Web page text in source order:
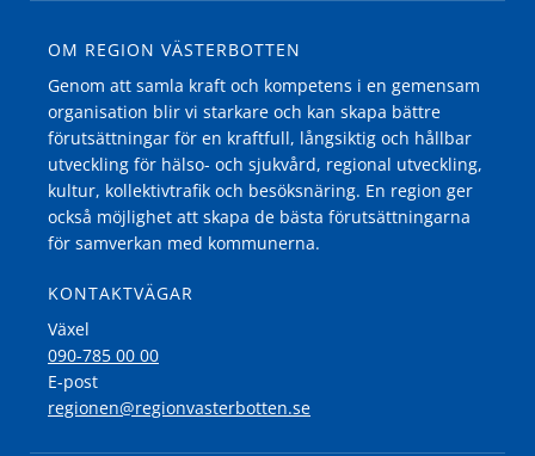
OM REGION VÄSTERBOTTEN
Genom att samla kraft och kompetens i en gemensam
organisation blir vi starkare och kan skapa bättre
förutsättningar för en kraftfull, långsiktig och hållbar
utveckling för hälso- och sjukvård, regional utveckling,
kultur, kollektivtrafik och besöksnäring. En region ger
också möjlighet att skapa de bästa förutsättningarna
för samverkan med kommunerna.
KONTAKTVÄGAR
Växel
090-785 00 00
E-post
regionen@regionvasterbotten.se